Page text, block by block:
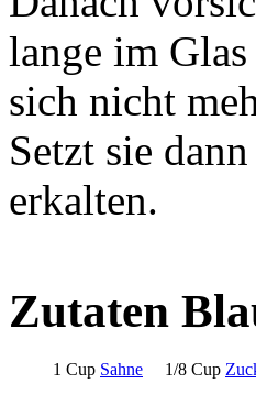
lange im
sich nicht
Setzt sie
erkalten.
Zutaten
1 Cup Sahne 1/8 Cup